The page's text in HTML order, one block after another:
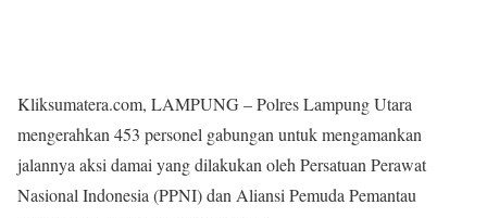
Kliksumatera.com, LAMPUNG – Polres Lampung Utara
mengerahkan 453 personel gabungan untuk mengamankan
jalannya aksi damai yang dilakukan oleh Persatuan Perawat
Nasional Indonesia (PPNI) dan Aliansi Pemuda Pemantau